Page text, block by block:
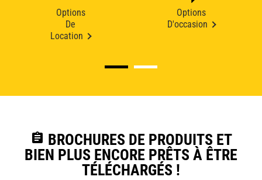
Options
De
Location
Options
D'occasion
assignment BROCHURES DE PRODUITS ET
BIEN PLUS ENCORE PRÊTS À ÊTRE
TÉLÉCHARGÉS !